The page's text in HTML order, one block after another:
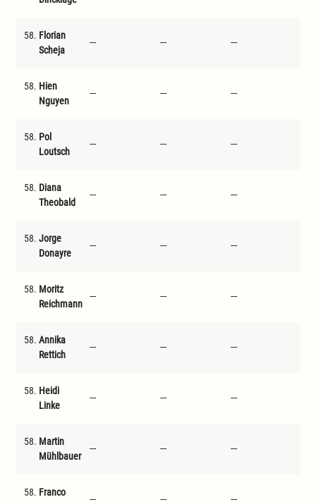
58. Florian
Scheja
--- --- ---
58. Hien
Nguyen
--- --- ---
58. Pol
Loutsch
--- --- ---
58. Diana
Theobald
--- --- ---
58. Jorge
Donayre
--- --- ---
58. Moritz
Reichmann
--- --- ---
58. Annika
Rettich
--- --- ---
58. Heidi
Linke
--- --- ---
58. Martin
Mühlbauer
--- --- ---
58. Franco
--- --- ---